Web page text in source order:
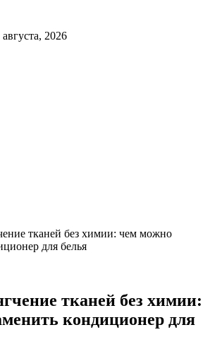
2026
тканей без химии: чем можно
для белья
тканей без химии:
кондиционер для